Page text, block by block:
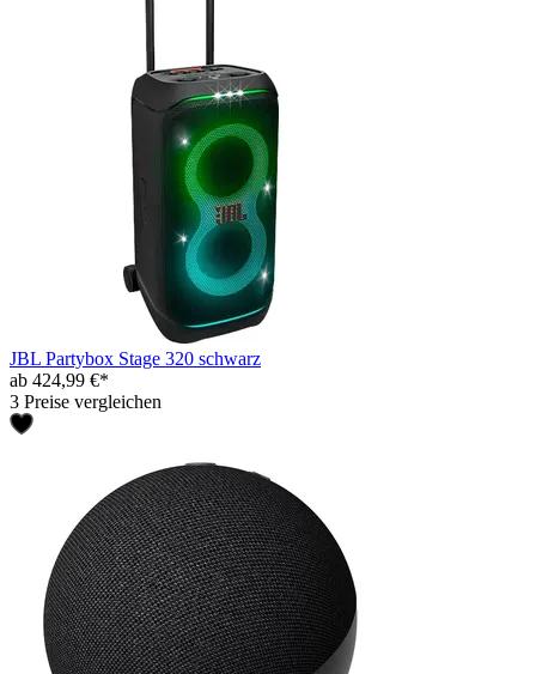
JBL Partybox Stage 320 schwarz
ab 424,99 €*
3 Preise vergleichen